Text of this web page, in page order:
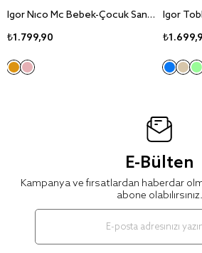
Igor Nico Mc Bebek-Çocuk Sandalet S10292
₺1.799,90
E-Bülten
Kampanya ve fırsatlardan haberdar
abone olabilirsiniz.